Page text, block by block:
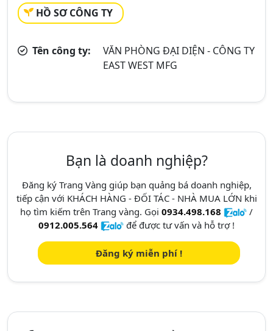
HỒ SƠ CÔNG TY
Tên công ty:
VĂN PHÒNG ĐẠI DIỆN - CÔNG TY
EAST WEST MFG
Bạn là doanh nghiệp?
Đăng ký Trang Vàng giúp bạn quảng bá doanh nghiệp,
tiếp cận với KHÁCH HÀNG - ĐỐI TÁC - NHÀ MUA LỚN khi
họ tìm kiếm trên Trang vàng. Gọi 0934.498.168
/
0912.005.564
để được tư vấn và hỗ trợ !
Đăng ký miễn phí !